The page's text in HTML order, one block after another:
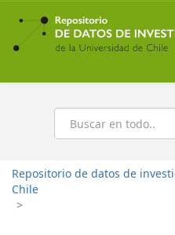
Ir
contenido
principal
Buscar
Repositorio de datos de
Chile
>